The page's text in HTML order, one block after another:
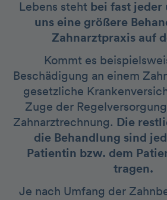
Lebens steht bei fast jeder
uns eine größere
Zahnarztpraxis auf
Kommt es
Beschädigung an einem
gesetzliche
Zuge der
Zahnarztrechnung. Die
die Behandlung sind
Patientin bzw. dem
tragen.
Je nach Umfang der